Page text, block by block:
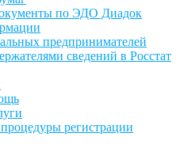
по ЭДО Диадок
предпринимателей
сведений в Росстат
регистрации